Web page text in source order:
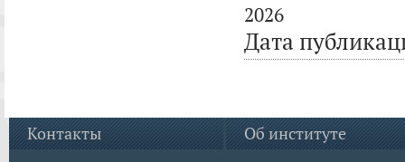
2026
Дата
Контакты Об институте